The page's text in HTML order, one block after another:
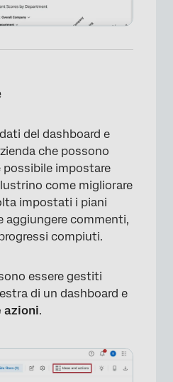
×
del dashboard e
che possono
possibile impostare
come migliorare
impostati i piani
aggiungere commenti,
compiuti.
essere gestiti
di un dashboard e
azioni.